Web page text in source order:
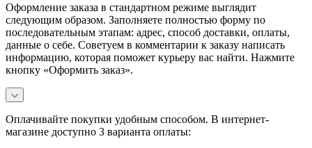
Оформление заказа в стандартном режиме выглядит
следующим образом. Заполняете полностью форму по
последовательным этапам: адрес, способ доставки, оплаты,
данные о себе. Советуем в комментарии к заказу написать
информацию, которая поможет курьеру вас найти. Нажмите
кнопку «Оформить заказ».
Оплачивайте покупки удобным способом. В интернет-
магазине доступно 3 варианта оплаты: